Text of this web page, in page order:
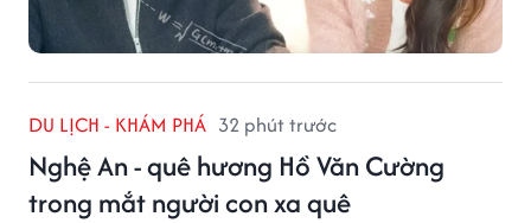
DU LỊCH - KHÁM PHÁ 32 phút trước
Nghệ An - quê hương Hồ Văn Cường
trong mắt người con xa quê